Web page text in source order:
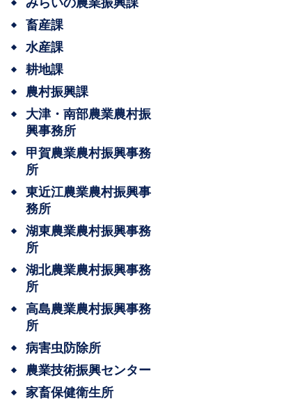
みらいの農業振興課
畜産課
水産課
耕地課
農村振興課
大津・南部農業農村振
興事務所
甲賀農業農村振興事務
所
東近江農業農村振興事
務所
湖東農業農村振興事務
所
湖北農業農村振興事務
所
高島農業農村振興事務
所
病害虫防除所
農業技術振興センター
家畜保健衛生所